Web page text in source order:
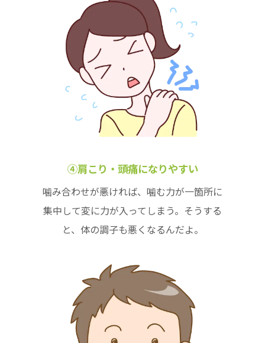
④肩こり・頭痛になりやすい
噛み合わせが悪ければ、噛む力が一箇所に
集中して変に力が入ってしまう。そうする
と、体の調子も悪くなるんだよ。